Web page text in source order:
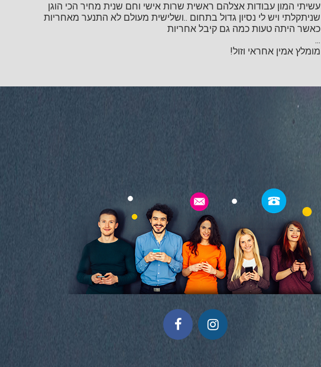
עשיתי המון עבודות אצלהם ראשית שרות אישי וחם שנית מחיר הכי הוגן
שניתקלתי ויש לי נסיון גדול בתחום ..ושלישית מעולם לא התנער מאחריות
כאשר היתה טעות כמה גם קיבל אחריות
...
מומלץ אמין אחראי וזול!